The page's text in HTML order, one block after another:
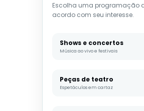
Escolha uma programação
acordo com seu interesse.
Shows e concertos
Música ao vivo e festivais
Peças de teatro
Espetáculos em cartaz